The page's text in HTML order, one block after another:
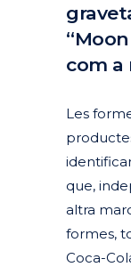
com a
Les
que,
altra
formes,
Coca-